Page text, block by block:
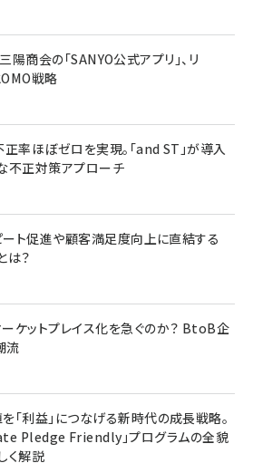
商会の「SANYO公式アプリ」、リ
戦略
率ほぼゼロを実現。「and ST」が導入
不正対策アプローチ
ート促進や顧客満足度向上に直結する
は？
ケットプレイス化を急ぐのか？ BtoB企
流
「利益」につなげる新時代の成長戦略。
Pledge Friendly」プログラムの全貌
く解説